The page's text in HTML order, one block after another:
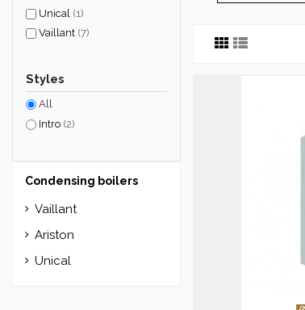
Unical (1)
Vaillant (7)
Styles
All
Intro (2)
Condensing boilers
Vaillant
Ariston
Unical